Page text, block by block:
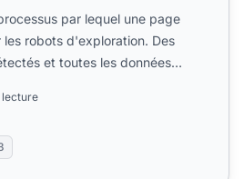
par lequel une page
robots d'exploration. Des
et toutes les données
lecture